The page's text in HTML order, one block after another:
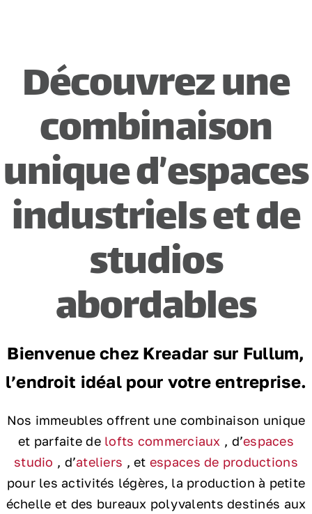
Nous joindre
Découvrez une
combinaison
unique d’espaces
industriels et de
studios
abordables
Bienvenue chez Kreadar sur Fullum,
l’endroit idéal pour votre entreprise.
Nos immeubles offrent une combinaison unique
et parfaite de lofts commerciaux , d’espaces
studio , d’ateliers , et espaces de productions
pour les activités légères, la production à petite
échelle et des bureaux polyvalents destinés aux